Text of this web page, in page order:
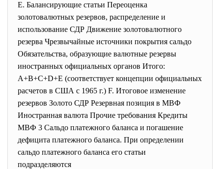
Е. Балансирующие статьи Переоценка
золотовалютных резервов, распределение и
использование СДР Движение золотовалютного
резерва Чрезвычайные источники покрытия сальдо
Обязательства, образующие валютные резервы
иностранных официальных органов Итого:
А+В+С+D+E (соответствует концепции официальных
расчетов в США с 1965 г.) F. Итоговое изменение
резервов Золото СДР Резервная позиция в МВФ
Иностранная валюта Прочие требования Кредиты
МВФ 3 Сальдо платежного баланса и погашение
дефицита платежного баланса. При определении
сальдо платежного баланса его статьи
подразделяются